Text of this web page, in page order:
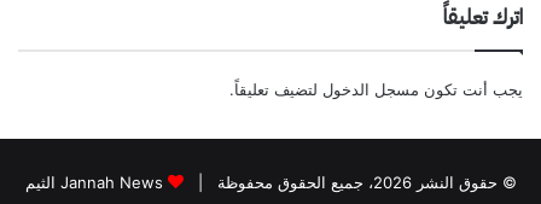
اترك تعليقاً
يجب أنت تكون مسجل الدخول لتضيف تعليقاً.
© حقوق النشر 2026، جميع الحقوق محفوظة | Jannah News الثيم